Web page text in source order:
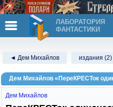
ЛАБОРАТОРИЯ
ФАНТАСТИКИ
◄ Дем Михайлов издания (2)
Дем Михайлов «ПереКРЕСТок
Дем Михайлов